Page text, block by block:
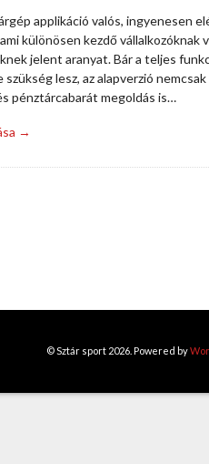
applikáció valós, ingyenesen
különösen kezdő vállalkozóknak
jelent aranyat. Bár a teljes
szükség lesz, az alapverzió
pénztárcabarát megoldás is…
→
© Sztár sport 2026. Powered by